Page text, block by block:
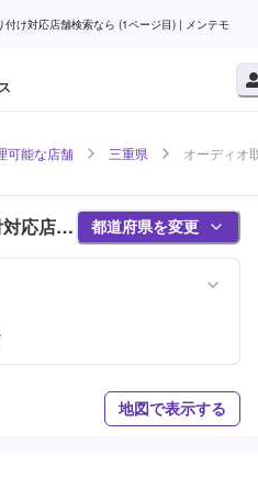
付け対応店舗検索なら (1ページ目) | メンテモ
可能な店舗 三重県 オーディオ
応店舗
都道府県を変更
地図で表示する